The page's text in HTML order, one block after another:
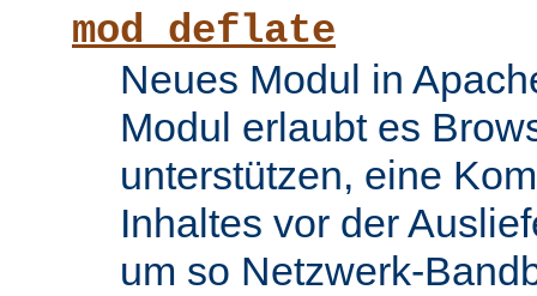
mod_deflate
Neues Modul in
Modul erlaubt es
unterstützen, eine
Inhaltes vor der
um so Netzwerk-